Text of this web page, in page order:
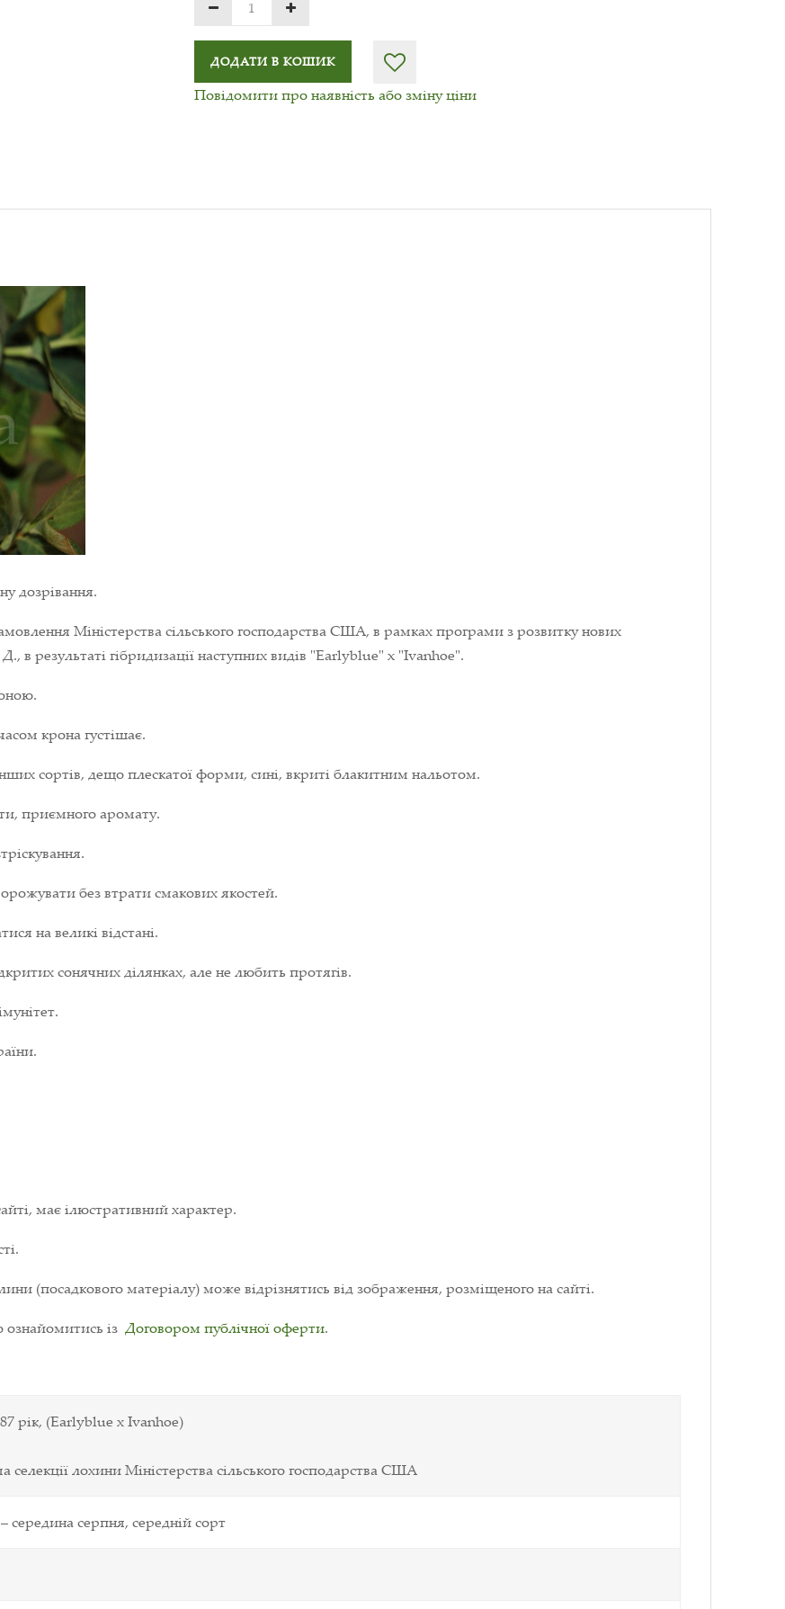
ДОДАТИ В КОШИК
Повідомити про наявність або зміну ціни
дозрівання.
Міністерства сільського господарства США, в рамках програми з розвитку нових
в результаті гібридизації наступних видів "Earlyblue" x "Ivanhoe".
крона густішає.
сортів, дещо плескатої форми, сині, вкриті блакитним нальотом.
приємного аромату.
без втрати смакових якостей.
на великі відстані.
сонячних ділянках, але не любить протягів.
має ілюстративний характер.
(посадкового матеріалу) може відрізнятись від зображення, розміщеного на сайті.
із Договором публічної оферти.
рік, (Earlyblue х Ivanhoe)
селекції лохини Міністерства сільського господарства США
середина серпня, середній сорт